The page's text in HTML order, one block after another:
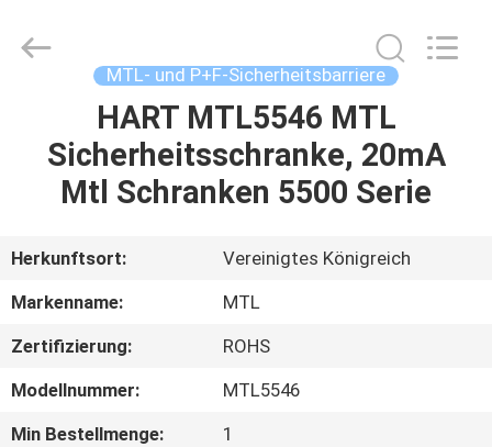
HAUSE
ÜBER
UNS
WERKSBESICHTIGUNG
MTL- und P+F-Sicherheitsbarriere
HART MTL5546 MTL
Sicherheitsschranke, 20mA
Mtl Schranken 5500 Serie
Herkunftsort:
Vereinigtes Königreich
Markenname:
MTL
Zertifizierung:
ROHS
Modellnummer:
MTL5546
Min Bestellmenge:
1